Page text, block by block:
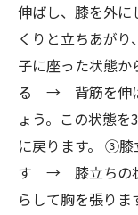
伸ばし、膝を外に
くりと立ちあが
子に座った状態か
る → 背筋を伸ば
ょう。この状態
に戻ります。 ③膝
す → 膝立ちの状
らして胸を張りま